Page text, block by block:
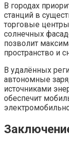
В городах
станций в
торговые
солнечных
позволит
пространство и
В удалённых
автономные
источниками
обеспечит